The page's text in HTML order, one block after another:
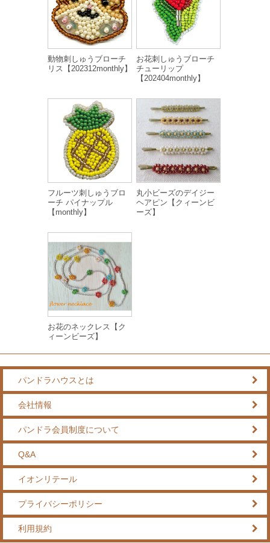
動物刺しゅうブローチ
リス【202312monthly】
お花刺しゅうブローチ
チューリップ
【202404monthly】
フルーツ刺しゅうブロ
ーチ パイナップル
【monthly】
丸小ビーズのデイジー
ヘアピン【クィーンビ
ーズ】
お花のネックレス【ク
ィーンビーズ】
パンドラハウスとは
会社情報
パンドラ会員制度について
Q&A
イオンリテール
プライバシーポリシー
利用規約